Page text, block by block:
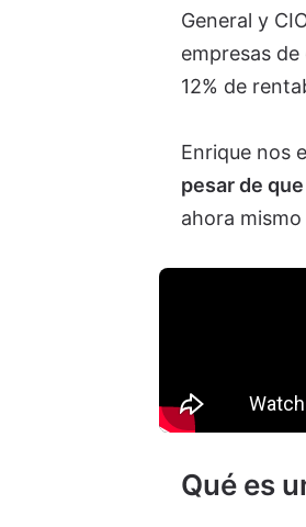
General y
empresas de
12% de
Enrique nos
pesar de
ahora
Qué es